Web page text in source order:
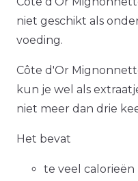
niet geschikt als
voeding.
Côte d'Or
kun je wel als
niet meer dan drie
Het bevat
te veel calorieën